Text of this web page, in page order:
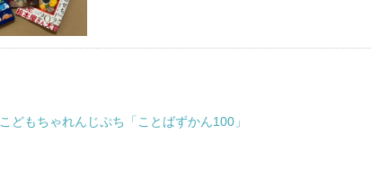
こどもちゃれんじぷち「ことばずかん100」